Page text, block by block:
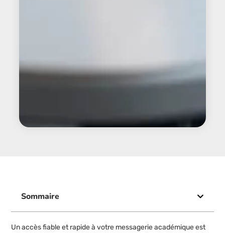
Sommaire
Un accès fiable et rapide à votre messagerie académique est